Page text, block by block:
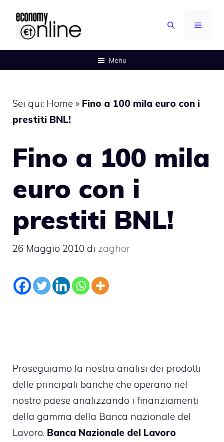
contenuto
MENU
Menu
Sei qui: Home » Fino a 100 mila euro con i
prestiti BNL!
Fino a 100 mila
euro con i
prestiti BNL!
26 Maggio 2010 di zaghor
Proseguiamo la nostra analisi dei prodotti
delle principali banche che operano nel
nostro paese analizzando i finanziamenti
della gamma della Banca nazionale del
Lavoro. Banca Nazionale del Lavoro